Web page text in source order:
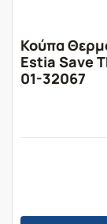
Κούπα
Estia Save
01-32067